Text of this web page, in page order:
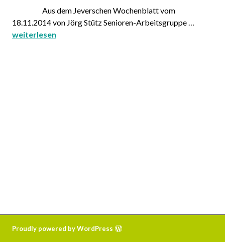
Aus dem Jeverschen Wochenblatt vom
18.11.2014 von Jörg Stütz Senioren-Arbeitsgruppe …
Blumenzwiebeln für Hohenkirchen
weiterlesen
Proudly powered by WordPress